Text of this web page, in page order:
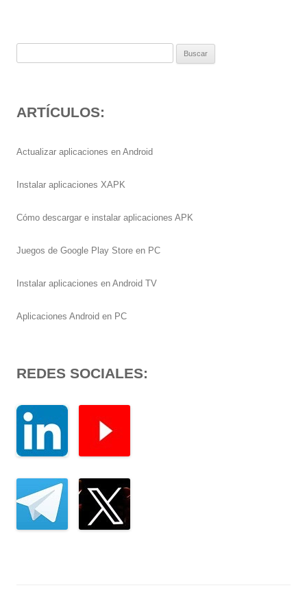
ARTÍCULOS:
Actualizar aplicaciones en Android
Instalar aplicaciones XAPK
Cómo descargar e instalar aplicaciones APK
Juegos de Google Play Store en PC
Instalar aplicaciones en Android TV
Aplicaciones Android en PC
REDES SOCIALES: